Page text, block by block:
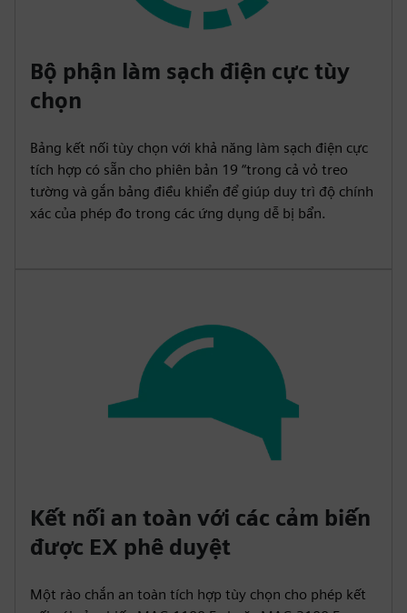
Bộ phận làm sạch điện cực tùy
chọn
Bảng kết nối tùy chọn với khả năng làm sạch điện cực
tích hợp có sẵn cho phiên bản 19 “trong cả vỏ treo
tường và gắn bảng điều khiển để giúp duy trì độ chính
xác của phép đo trong các ứng dụng dễ bị bẩn.
Kết nối an toàn với các cảm biến
được EX phê duyệt
Một rào chắn an toàn tích hợp tùy chọn cho phép kết